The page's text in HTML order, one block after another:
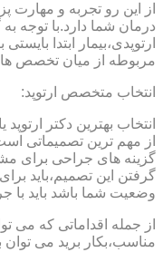
از این رو تجربه و مهارت
درمان شما دارد.با توجه
ارتوپدی،بیمار ابتدا
مربوطه از میان تخصص
انتخاب متخصص ارتوپد:
انتخاب بهترین دکتر
از مهم ترین تصمیماتی
گزینه های جراحی برای
گرفتن این تصمیم،باید
وضعیت شما باشد باید با
از جمله اقداماتی که می
مناسب،بکار برید می توان